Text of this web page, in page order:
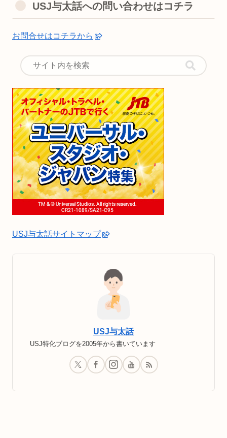
USJ与太話への問い合わせはコチラ
お問合せはコチラから
USJ与太話サイトマップ
USJ与太話
USJ特化ブログを2005年から書いています